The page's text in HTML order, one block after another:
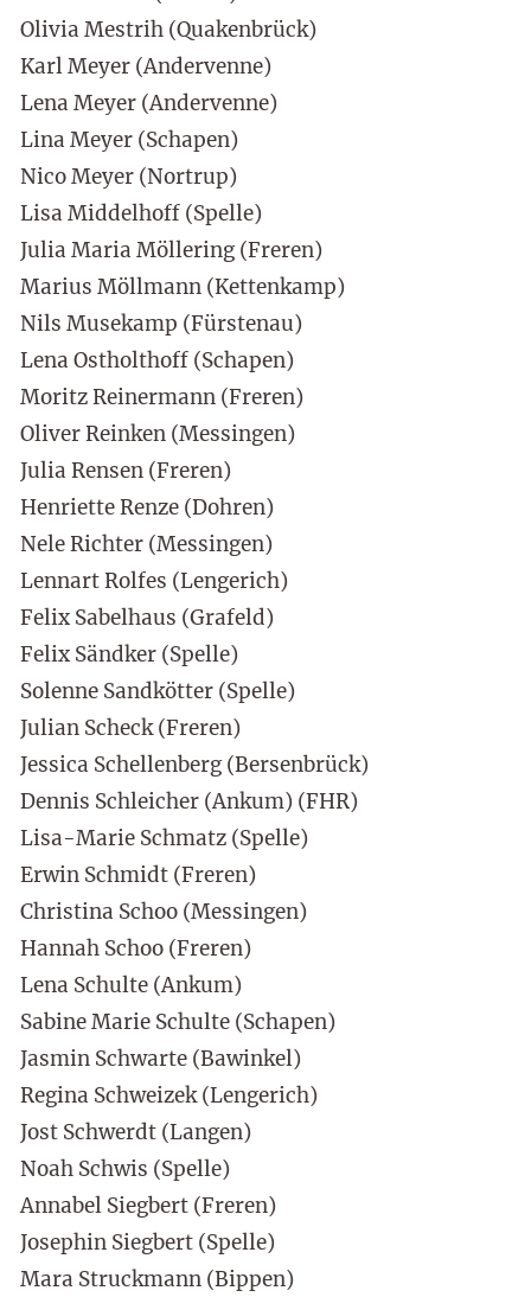
Olivia Mestrih (Quakenbrück)
Karl Meyer (Andervenne)
Lena Meyer (Andervenne)
Lina Meyer (Schapen)
Nico Meyer (Nortrup)
Lisa Middelhoff (Spelle)
Julia Maria Möllering (Freren)
Marius Möllmann (Kettenkamp)
Nils Musekamp (Fürstenau)
Lena Ostholthoff (Schapen)
Moritz Reinermann (Freren)
Oliver Reinken (Messingen)
Julia Rensen (Freren)
Henriette Renze (Dohren)
Nele Richter (Messingen)
Lennart Rolfes (Lengerich)
Felix Sabelhaus (Grafeld)
Felix Sändker (Spelle)
Solenne Sandkötter (Spelle)
Julian Scheck (Freren)
Jessica Schellenberg (Bersenbrück)
Dennis Schleicher (Ankum) (FHR)
Lisa-Marie Schmatz (Spelle)
Erwin Schmidt (Freren)
Christina Schoo (Messingen)
Hannah Schoo (Freren)
Lena Schulte (Ankum)
Sabine Marie Schulte (Schapen)
Jasmin Schwarte (Bawinkel)
Regina Schweizek (Lengerich)
Jost Schwerdt (Langen)
Noah Schwis (Spelle)
Annabel Siegbert (Freren)
Josephin Siegbert (Spelle)
Mara Struckmann (Bippen)